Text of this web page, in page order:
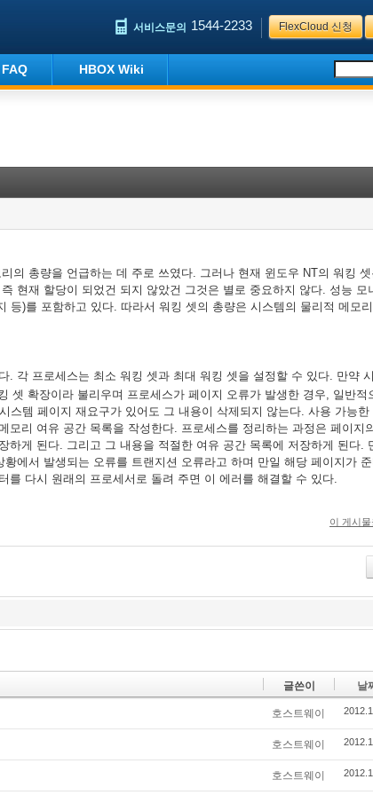
서비스문의 1544-2233 FlexCloud 신청
HBOX Wiki
의 총량을 언급하는 데 주로 쓰였다 그러나 현재 윈도우 NT의 워킹
즉 현재 할당이 되었건 되지 않았건 그것은 별로 중요하지 않다 성능 모
등)를 포함하고 있다 따라서 워킹 셋의 총량은 시스템의 물리적 메모
각 프로세스는 최소 워킹 셋과 최대 워킹 셋을 설정할 수 있다 만약
셋 확장이라 불리우며 프로세스가 페이지 오류가 발생한 경우 일반적
시스템 페이지 재요구가 있어도 그 내용이 삭제되지 않는다 사용 가능한
모리 여유 공간 목록을 작성한다 프로세스를 정리하는 과정은 페이지
하게 된다 그리고 그 내용을 적절한 여유 공간 목록에 저장하게 된다
황에서 발생되는 오류를 트랜지션 오류라고 하며 만일 해당 페이지가
를 다시 원래의 프로세서로 돌려 주면 이 에러를 해결할 수 있다
이 게시물
글쓴이 날
호스트웨이
호스트웨이
호스트웨이